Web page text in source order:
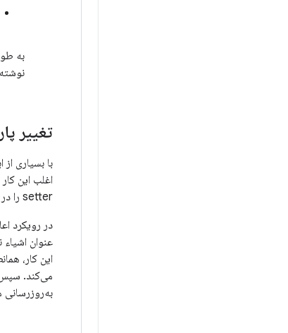
به
تغییر
با بسیاری
setter را در معرض نمایش قرار می‌دهد که به منطق برنامه اجازه می‌دهد با ویجت تعامل داشته باشد.
این کار،